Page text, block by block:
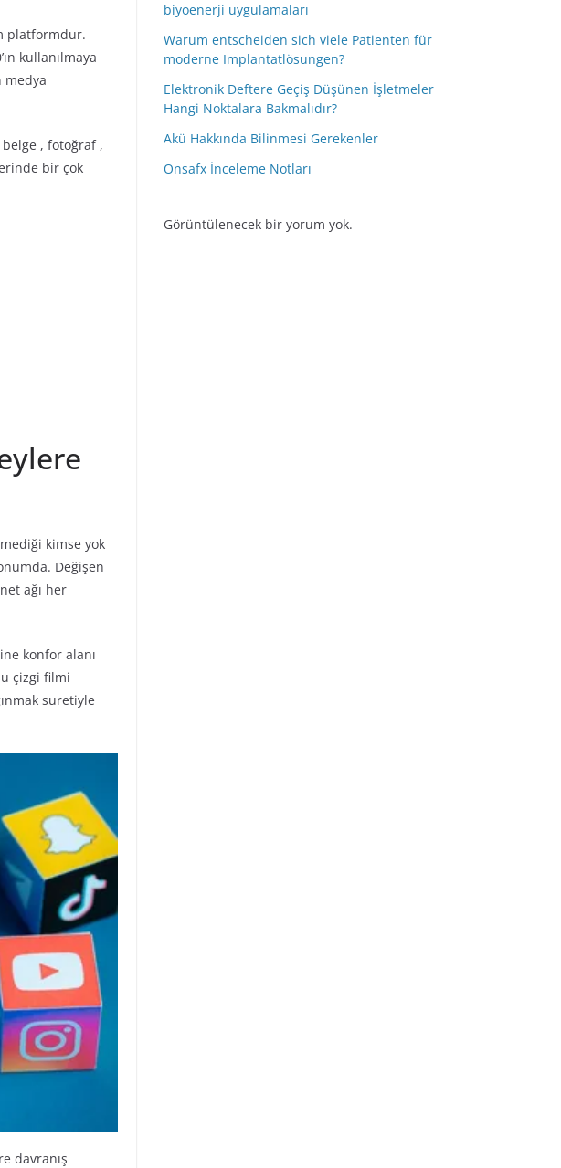
platformdur.
kullanılmaya
medya
belge , fotoğraf ,
bir çok
kimse yok
Değişen
ağı her
konfor alanı
çizgi filmi
suretiyle
davranış
biyoenerji uygulamaları
Warum entscheiden sich viele Patienten für
moderne Implantatlösungen?
Elektronik Deftere Geçiş Düşünen İşletmeler
Hangi Noktalara Bakmalıdır?
Akü Hakkında Bilinmesi Gerekenler
Onsafx İnceleme Notları
Görüntülenecek bir yorum yok.